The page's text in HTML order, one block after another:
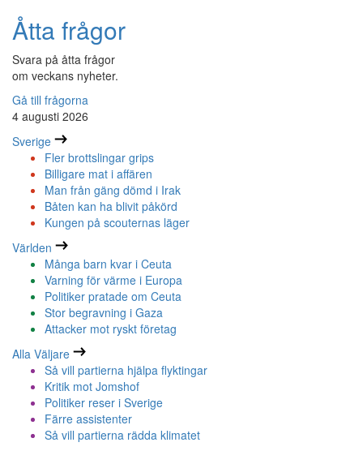
Åtta frågor
Svara på åtta frågor
om veckans nyheter.
Gå till frågorna
4 augusti 2026
Sverige
Fler brottslingar grips
Billigare mat i affären
Man från gäng dömd i Irak
Båten kan ha blivit påkörd
Kungen på scouternas läger
Världen
Många barn kvar i Ceuta
Varning för värme i Europa
Politiker pratade om Ceuta
Stor begravning i Gaza
Attacker mot ryskt företag
Alla Väljare
Så vill partierna hjälpa flyktingar
Kritik mot Jomshof
Politiker reser i Sverige
Färre assistenter
Så vill partierna rädda klimatet